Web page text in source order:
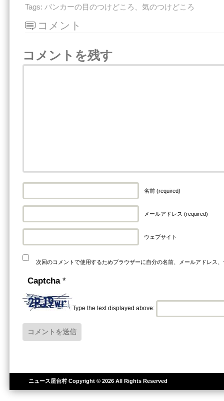
Tags: バンカーの目のつけどころ、気のつけどころ
コメント
コメントを残す
名前 (required)
メールアドレス (required)
ウェブサイト
次回のコメントで使用するためブラウザーに自分の名前、メールアドレス
Captcha *
Type the text displayed above:
ニュース屋台村Copyright © 2026 All Rights Reserved